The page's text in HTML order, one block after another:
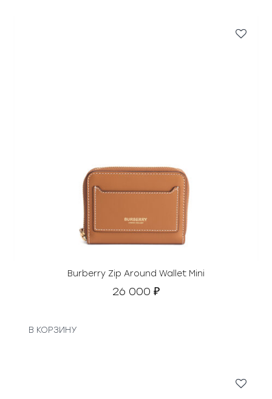
Burberry Zip Around Wallet Mini
26 000 ₽
В КОРЗИНУ